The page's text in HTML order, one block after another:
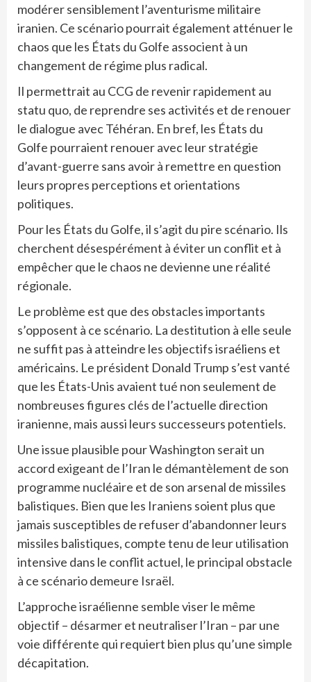
modérer sensiblement l’aventurisme militaire
iranien. Ce scénario pourrait également atténuer le
chaos que les États du Golfe associent à un
changement de régime plus radical.
Il permettrait au CCG de revenir rapidement au
statu quo, de reprendre ses activités et de renouer
le dialogue avec Téhéran. En bref, les États du
Golfe pourraient renouer avec leur stratégie
d’avant-guerre sans avoir à remettre en question
leurs propres perceptions et orientations
politiques.
Pour les États du Golfe, il s’agit du pire scénario. Ils
cherchent désespérément à éviter un conflit et à
empêcher que le chaos ne devienne une réalité
régionale.
Le problème est que des obstacles importants
s’opposent à ce scénario. La destitution à elle seule
ne suffit pas à atteindre les objectifs israéliens et
américains. Le président Donald Trump s’est vanté
que les États-Unis avaient tué non seulement de
nombreuses figures clés de l’actuelle direction
iranienne, mais aussi leurs successeurs potentiels.
Une issue plausible pour Washington serait un
accord exigeant de l’Iran le démantèlement de son
programme nucléaire et de son arsenal de missiles
balistiques. Bien que les Iraniens soient plus que
jamais susceptibles de refuser d’abandonner leurs
missiles balistiques, compte tenu de leur utilisation
intensive dans le conflit actuel, le principal obstacle
à ce scénario demeure Israël.
L’approche israélienne semble viser le même
objectif – désarmer et neutraliser l’Iran – par une
voie différente qui requiert bien plus qu’une simple
décapitation.